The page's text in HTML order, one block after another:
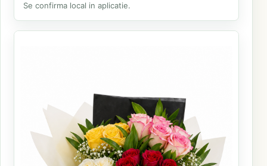
Se confirma local in aplicatie.